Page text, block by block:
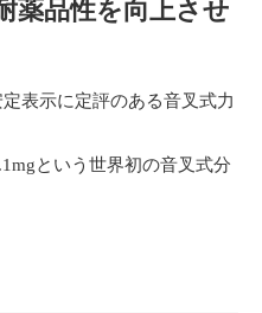
薬品性を向上させ
表示に定評のある音叉式力
という世界初の音叉式分